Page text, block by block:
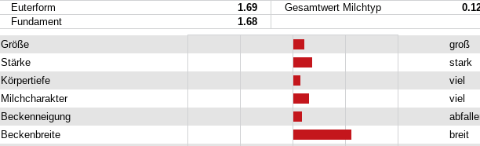
Euterform
1.69 Gesamtwert Milchtyp
Fundament
1.68
Größe
groß
Stärke
stark
Körpertiefe
viel
Milchcharakter
viel
Beckenneigung
Beckenbreite
breit